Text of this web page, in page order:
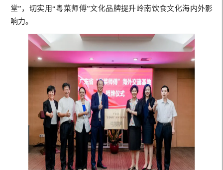
堂”，切实用“粤菜师傅”文化品牌提升岭南饮食文化海内外影
响力。